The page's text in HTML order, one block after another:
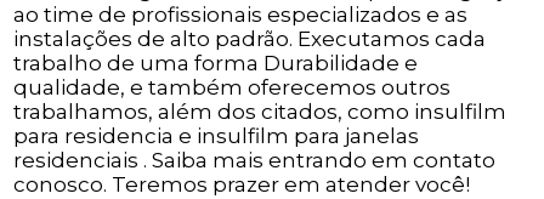
ao time de profissionais especializados e as
instalações de alto padrão. Executamos cada
trabalho de uma forma Durabilidade e
qualidade, e também oferecemos outros
trabalhamos, além dos citados, como insulfilm
para residencia e insulfilm para janelas
residenciais . Saiba mais entrando em contato
conosco. Teremos prazer em atender você!